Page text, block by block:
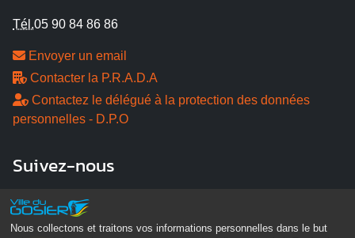
Nous collectons et traitons vos informations personnelles dans le but
Tél.05 90 84 86 86
Envoyer un email
Contacter la P.R.A.D.A
Contactez le délégué à la protection des données
personnelles - D.P.O
Suivez-nous